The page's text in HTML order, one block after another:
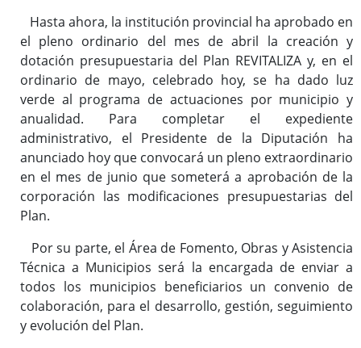
Hasta ahora, la institución provincial ha aprobado en
el pleno ordinario del mes de abril la creación y
dotación presupuestaria del Plan REVITALIZA y, en el
ordinario de mayo, celebrado hoy, se ha dado luz
verde al programa de actuaciones por municipio y
anualidad. Para completar el expediente
administrativo, el Presidente de la Diputación ha
anunciado hoy que convocará un pleno extraordinario
en el mes de junio que someterá a aprobación de la
corporación las modificaciones presupuestarias del
Plan.
Por su parte, el Área de Fomento, Obras y Asistencia
Técnica a Municipios será la encargada de enviar a
todos los municipios beneficiarios un convenio de
colaboración, para el desarrollo, gestión, seguimiento
y evolución del Plan.